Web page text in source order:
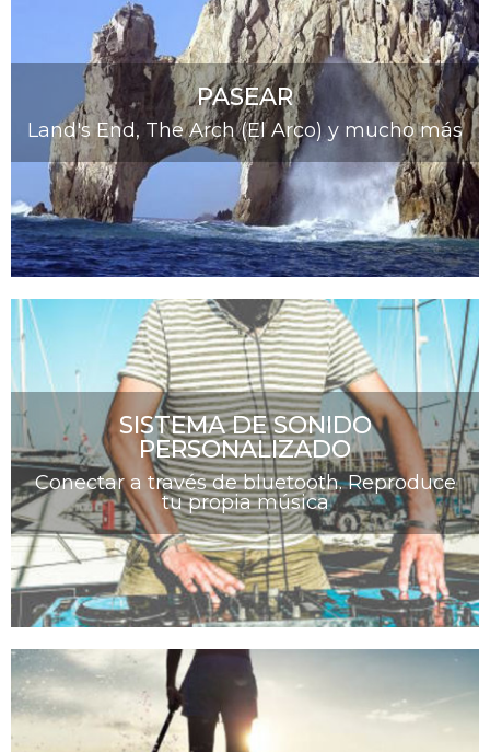
PASEAR
Land's End, The Arch (El Arco) y mucho más
SISTEMA DE SONIDO
PERSONALIZADO
Conectar a través de bluetooth. Reproduce
tu propia música